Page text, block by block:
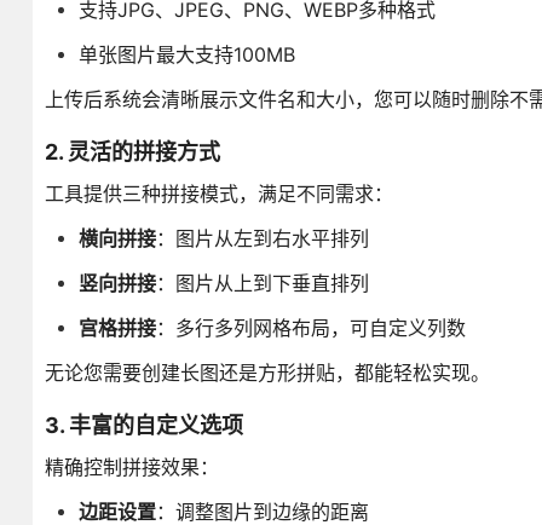
支持JPG、JPEG、PNG、WEBP多种格式
单张图片最大支持100MB
上传后系统会清晰展示文件名和大小，您可以随时删除不
2. 灵活的拼接方式
工具提供三种拼接模式，满足不同需求：
横向拼接：图片从左到右水平排列
竖向拼接：图片从上到下垂直排列
宫格拼接：多行多列网格布局，可自定义列数
无论您需要创建长图还是方形拼贴，都能轻松实现。
3. 丰富的自定义选项
精确控制拼接效果：
边距设置：调整图片到边缘的距离